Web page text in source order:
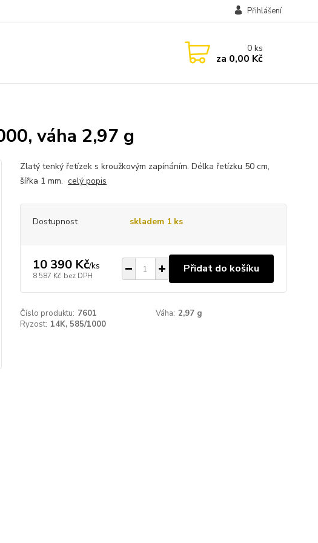
Přihlášení
0ks
za 0,00 Kč
váha 2,97 g
Zlatý tenký řetízek s kroužkovým zapínáním. Délka řetízku 50 cm,
šířka 1 mm. celý popis
Dostupnost skladem 1 ks
10 390 Kč/ks
8 587 Kč bez DPH
Přidat do košíku
Číslo produktu: 7601 Váha: 2,97 g
Ryzost: 14K, 585/1000